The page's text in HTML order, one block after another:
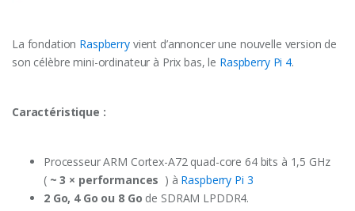
La fondation Raspberryvient d’annoncer une nouvelle version de
son célèbre mini-ordinateur à Prix bas, le Raspberry Pi 4.
Caractéristique :
Processeur ARM Cortex-A72 quad-core 64 bits à 1,5 GHz
( ~ 3 × performances ) à Raspberry Pi 3
2 Go, 4 Go ou 8 Go de SDRAM LPDDR4.